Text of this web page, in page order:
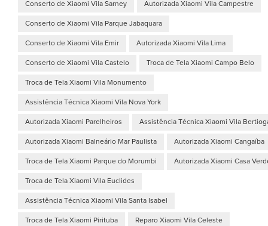
Conserto de Xiaomi Vila Sarney Autorizada Xiaomi Vila Campestre
Conserto de Xiaomi Vila Parque Jabaquara
Conserto de Xiaomi Vila Emir Autorizada Xiaomi Vila Lima
Conserto de Xiaomi Vila Castelo Troca de Tela Xiaomi Campo Belo
Troca de Tela Xiaomi Vila Monumento
Assistência Técnica Xiaomi Vila Nova York
Autorizada Xiaomi Parelheiros Assistência Técnica Xiaomi Vila
Autorizada Xiaomi Balneário Mar Paulista Autorizada Xiaomi Cangaíba
Troca de Tela Xiaomi Parque do Morumbi Autorizada Xiaomi Casa
Troca de Tela Xiaomi Vila Euclides
Assistência Técnica Xiaomi Vila Santa Isabel
Troca de Tela Xiaomi Pirituba Reparo Xiaomi Vila Celeste